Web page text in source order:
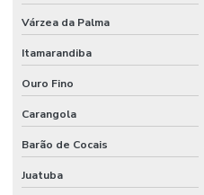
Várzea da Palma
Itamarandiba
Ouro Fino
Carangola
Barão de Cocais
Juatuba